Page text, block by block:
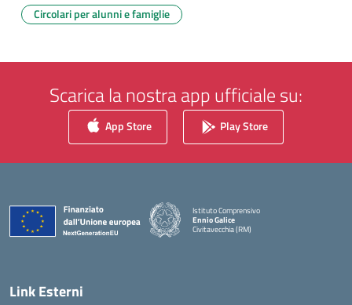
Circolari per alunni e famiglie
Scarica la nostra app ufficiale su:
App Store Play Store
Istituto Comprensivo
Ennio Galice
Civitavecchia (RM)
Link Esterni